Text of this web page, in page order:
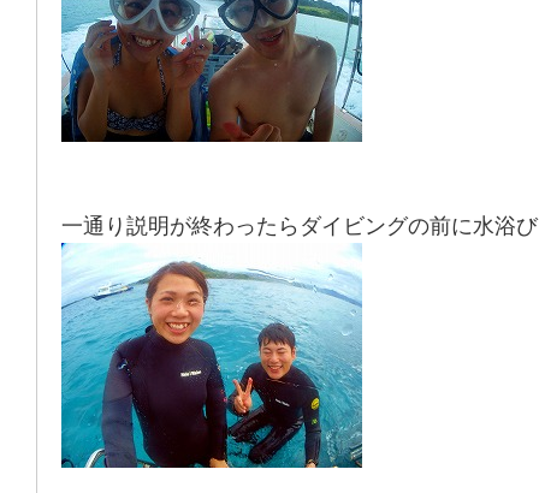
一通り説明が終わったらダイビングの前に水浴